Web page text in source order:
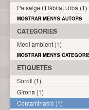
Paisatge i Hàbitat Urbà (1)
MOSTRAR MENYS AUTORS
CATEGORIES
Medi ambient (1)
MOSTRAR MENYS
ETIQUETES
Soroll (1)
Girona (1)
Contaminació (1)